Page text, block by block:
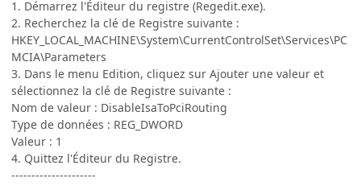
1. Démarrez l'Éditeur du registre (Regedit.exe).
2. Recherchez la clé de Registre suivante :
HKEY_LOCAL_MACHINE\System\CurrentControlSet\Services\PC
MCIA\Parameters
3. Dans le menu Edition, cliquez sur Ajouter une valeur et
sélectionnez la clé de Registre suivante :
Nom de valeur : DisableIsaToPciRouting
Type de données : REG_DWORD
Valeur : 1
4. Quittez l'Éditeur du Registre.
---------------------